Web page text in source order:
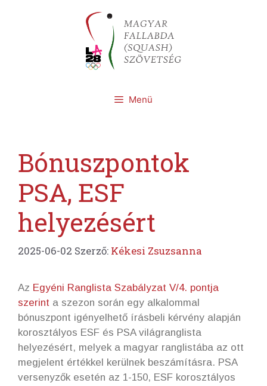
Menü
Bónuszpontok
PSA, ESF
helyezésért
2025-06-02 Szerző: Kékesi Zsuzsanna
Az Egyéni Ranglista Szabályzat V/4. pontja
szerint a szezon során egy alkalommal
bónuszpont igényelhető írásbeli kérvény alapján
korosztályos ESF és PSA világranglista
helyezésért, melyek a magyar ranglistába az ott
megjelent értékkel kerülnek beszámításra. PSA
versenyzők esetén az 1-150, ESF korosztályos